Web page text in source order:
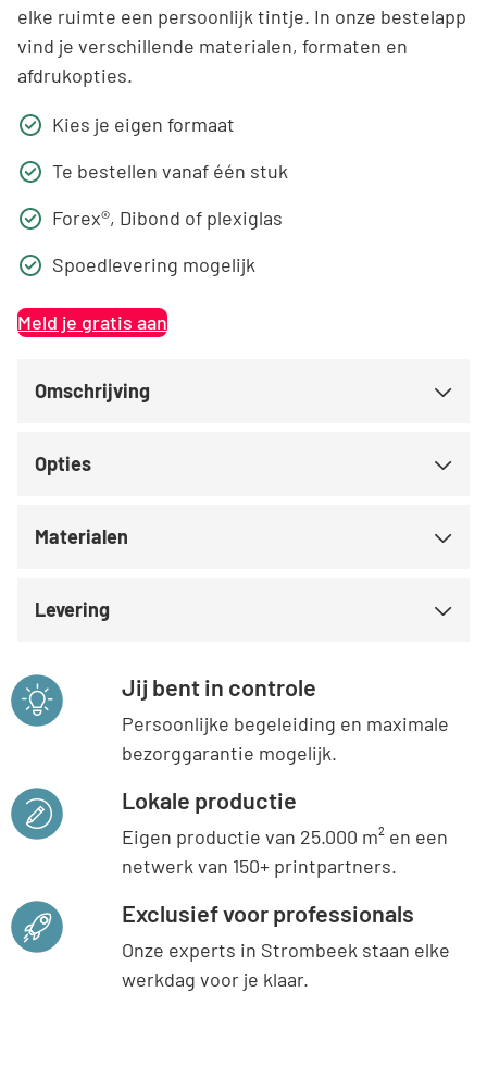
elke ruimte een persoonlijk tintje. In onze bestelapp
vind je verschillende materialen, formaten en
afdrukopties.
Kies je eigen formaat
Te bestellen vanaf één stuk
Forex®, Dibond of plexiglas
Spoedlevering mogelijk
Meld je gratis aan
Omschrijving
Opties
Materialen
Levering
Jij bent in controle
Persoonlijke begeleiding en maximale
bezorggarantie mogelijk.
Lokale productie
Eigen productie van 25.000 m² en een
netwerk van 150+ printpartners.
Exclusief voor professionals
Onze experts in Strombeek staan elke
werkdag voor je klaar.